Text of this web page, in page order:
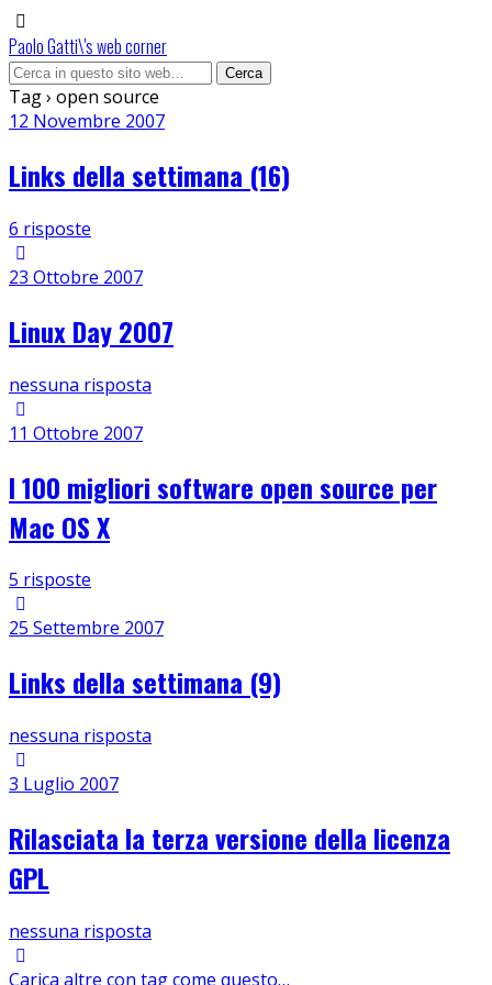
Paolo Gatti\'s web corner
Tag › open source
12 Novembre 2007
Links della settimana (16)
6 risposte
23 Ottobre 2007
Linux Day 2007
nessuna risposta
11 Ottobre 2007
I 100 migliori software open source per
Mac OS X
5 risposte
25 Settembre 2007
Links della settimana (9)
nessuna risposta
3 Luglio 2007
Rilasciata la terza versione della licenza
GPL
nessuna risposta
Carica altre con tag come questo…